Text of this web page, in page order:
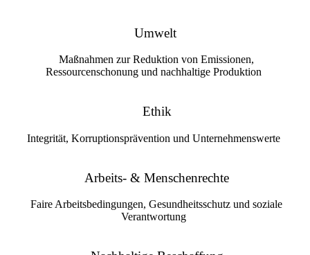
Umwelt
Maßnahmen zur Reduktion von Emissionen,
Ressourcenschonung und nachhaltige Produktion
Ethik
Integrität, Korruptionsprävention und Unternehmenswerte
Arbeits- & Menschenrechte
Faire Arbeitsbedingungen, Gesundheitsschutz und soziale
Verantwortung